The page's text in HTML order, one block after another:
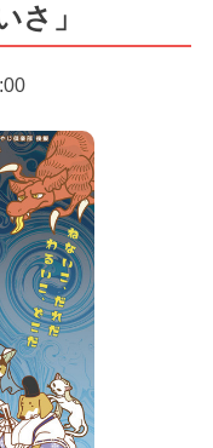
さ」